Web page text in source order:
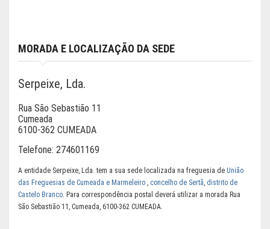
MORADA E LOCALIZAÇÃO DA SEDE
Serpeixe, Lda.
Rua São Sebastião 11
Cumeada
6100-362 CUMEADA
Telefone: 274601169
A entidade Serpeixe, Lda. tem a sua sede localizada na freguesia de União
das Freguesias de Cumeada e Marmeleiro , concelho de Sertã, distrito de
Castelo Branco. Para correspondência postal deverá utilizar a morada Rua
São Sebastião 11, Cumeada, 6100-362 CUMEADA.